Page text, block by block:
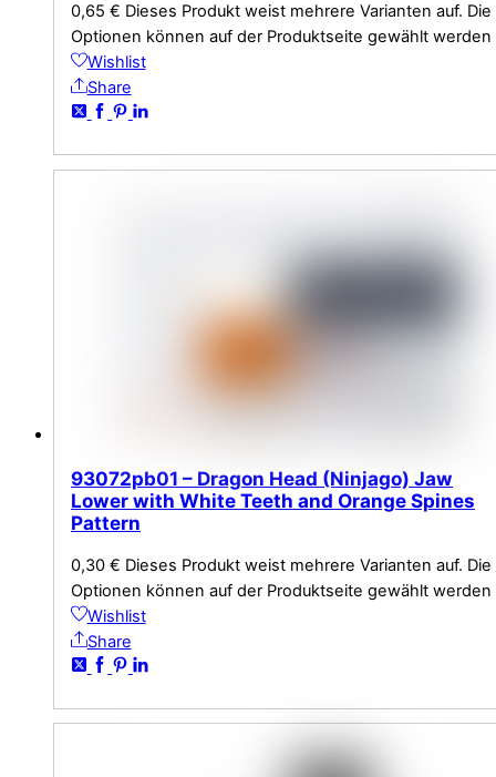
0,65 € Dieses Produkt weist mehrere Varianten auf. Die
Optionen können auf der Produktseite gewählt werden
Wishlist
Share
93072pb01 – Dragon Head (Ninjago) Jaw
Lower with White Teeth and Orange Spines
Pattern
0,30 € Dieses Produkt weist mehrere Varianten auf. Die
Optionen können auf der Produktseite gewählt werden
Wishlist
Share